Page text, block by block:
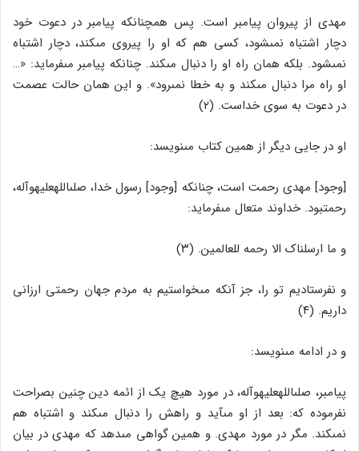
مهدى از پیروان پیامبر است. پس همچنانکه پیامبر در دعوت خود
دچار اشتباه نمى‏شود، کسى هم که او را پیروى مى‏کند، دچار اشتباه
نمى‏شود. بلکه همان راه او را دنبال مى‏کند. چنانکه پیامبر مى‏فرماید: «…
او راه مرا دنبال مى‏کند و به خطا نمى‏رود». و این همان حالت عصمت
در دعوت به سوى خداست. (۲)
او در جایى دیگر از همین کتاب مى‏نویسد:
[وجود] مهدى رحمت است، چنانکه [وجود] رسول خدا، صلى‏الله‏علیه‏وآله،
رحمت‏بود. خداوند متعال مى‏فرماید:
و ما ارسلناک الا رحمه للعالمین. (۳)
و نفرستادیم تو را، جز آنکه مى‏خواستیم به مردم جهان رحمتى ارزانى
داریم. (۴)
و در ادامه مى‏نویسد:
پیامبر، صلى‏الله‏علیه‏وآله، در مورد هیچ یک از ائمه دین چنین بصراحت
نفرموده که: بعد از او مى‏آید و راهش را دنبال مى‏کند و اشتباه هم
نمى‏کند. مگر در مورد مهدى. و همین گواهى مى‏دهد که مهدى در بیان